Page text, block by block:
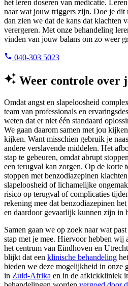
het leren doseren van medicatie.
naar wat jouw triggers zijn. Doe je dit
dan zien we dat de kans dat klachten
verergeren. Met onze behandeling
vinden van jouw balans om zo weer
040-303 5023
Weer controle over
Omdat angst en slapeloosheid
team van professionals en
weten dat er niet één standaard
We gaan daarom samen met jou
kijken. Want misschien gebruik je
andere verslavende middelen. Het
stap te gebeuren, omdat abrupt
een terugval kan zorgen. Op de korte
stoppen met benzodiazepinen
slapeloosheid of lichamelijke
risico op terugval of complicaties
rekening mee dat benzodiazepinen
en daardoor gevaarlijk kunnen zijn in
Samen gaan we op zoek naar wat
stap met je mee. Hiervoor hebben wij
het centrum van Eindhoven en
blijkt dat een klinische behandeling
bieden we deze mogelijkheid in onze
in Zuid-Afrika en in de afkickkliniek